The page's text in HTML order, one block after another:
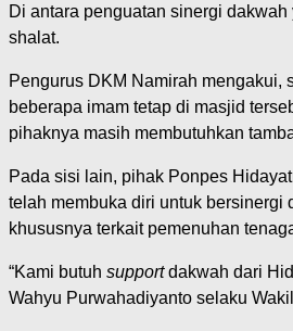
Di antara penguatan sinergi
shalat.
Pengurus DKM Namirah mengakui,
beberapa imam tetap di masjid
pihaknya masih membutuhkan
Pada sisi lain, pihak Ponpes
telah membuka diri untuk bersinergi
khususnya terkait pemenuhan
“Kami butuh supportdakwah dari
Wahyu Purwahadiyanto selaku